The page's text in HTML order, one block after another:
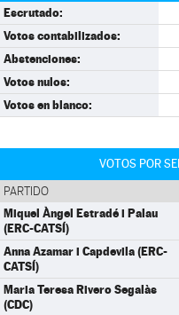
Escrutado:
Votos contabilizados:
Abstenciones:
Votos nulos:
Votos en blanco:
VOTOS POR
PARTIDO
Miquel Àngel Estradé i Palau
(ERC-CATSÍ)
Anna Azamar i Capdevila (ERC-
CATSÍ)
Maria Teresa Rivero Segalàs
(CDC)